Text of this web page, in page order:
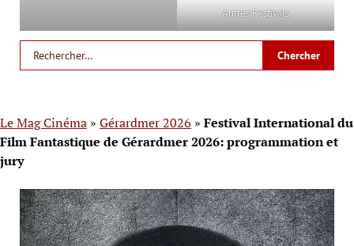
Autres Festivals
Le Mag Cinéma » Gérardmer 2026 » Festival International du
Film Fantastique de Gérardmer 2026: programmation et
jury